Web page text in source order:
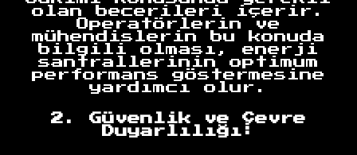
olan becerileri içerir.
Operatörlerin ve
mühendislerin bu konuda
bilgili olması, enerji
santrallerinin optimum
performans göstermesine
yardımcı olur.
2. Güvenlik ve Çevre
Duyarlılığı: